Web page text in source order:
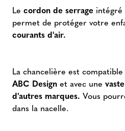
Le cordon de serrage intégré
permet de protéger votre
courants d'air.
La chancelière est compatible
ABC Design et avec une
d'autres marques. Vous
dans la nacelle.